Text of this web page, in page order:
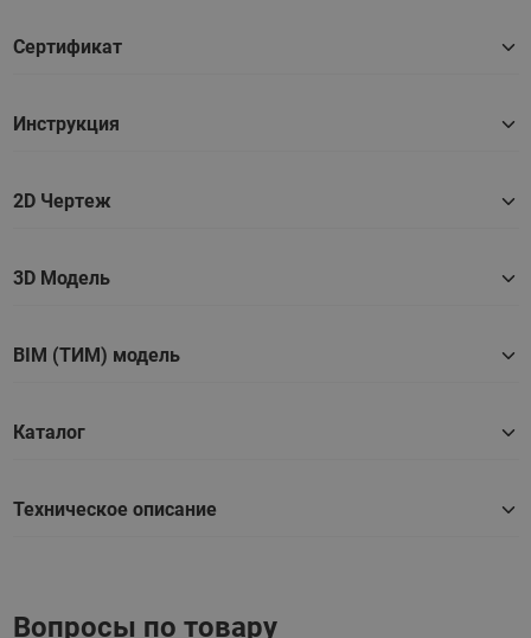
Сертификат
Инструкция
2D Чертеж
3D Модель
BIM (ТИМ) модель
Каталог
Техническое описание
Вопросы по товару